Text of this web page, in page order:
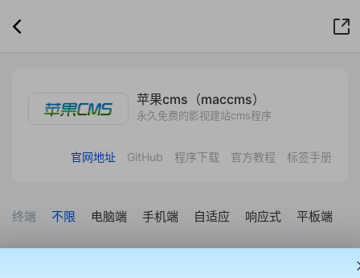
苹果cms（maccms）
永久免费的影视建站cms程序
官网地址 GitHub 程序下载 官方教程 标签手册
终端 不限 电脑端 手机端 自适应 响应式 平板端